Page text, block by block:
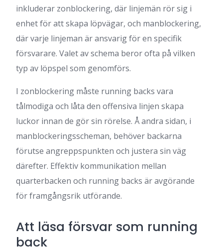
inkluderar zonblockering, där linjemän rör sig i
enhet för att skapa löpvägar, och manblockering,
där varje linjeman är ansvarig för en specifik
försvarare. Valet av schema beror ofta på vilken
typ av löpspel som genomförs.
I zonblockering måste running backs vara
tålmodiga och låta den offensiva linjen skapa
luckor innan de gör sin rörelse. Å andra sidan, i
manblockeringsscheman, behöver backarna
förutse angreppspunkten och justera sin väg
därefter. Effektiv kommunikation mellan
quarterbacken och running backs är avgörande
för framgångsrik utförande.
Att läsa försvar som running
back